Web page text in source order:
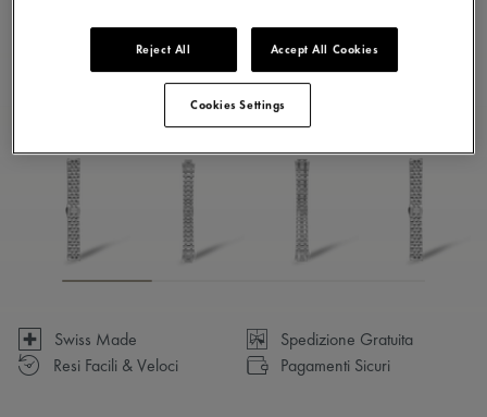
5 - 6 giorni di consegna
Disponibile in 7 variazioni
Swiss Made
Spedizione Gratuita
Resi Facili & Veloci
Pagamenti Sicuri
Reject All Accept All Cookies
Cookies Settings